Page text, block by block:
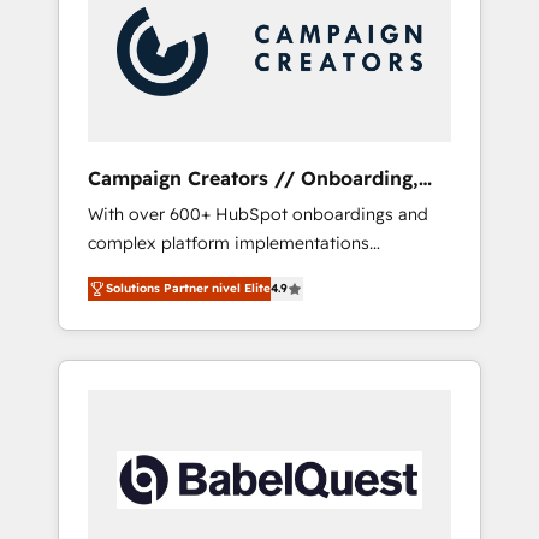
Nos caracterizamos por combinar excelencia
técnica con una mirada estratégica a largo
plazo.
Campaign Creators // Onboarding,
CRM Migration
With over 600+ HubSpot onboardings and
complex platform implementations
delivered, CC is the go-to Elite Solutions
Partner for businesses ready to migrate,
replatform, and scale smarter. We specialize
in high-impact CRM and CMS migrations and
turning fragmented systems into unified,
growth-ready HubSpot architectures that
Solutions Partner nivel Elite4.9